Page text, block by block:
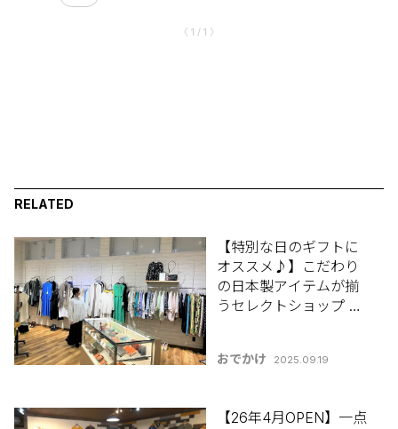
〈 1 / 1 〉
RELATED
【特別な日のギフトに
オススメ♪】こだわり
の日本製アイテムが揃
うセレクトショップ 新
おでかけ 2025.09.19
【26年4月OPEN】一点